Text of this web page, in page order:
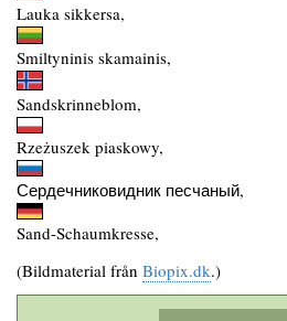
Lauka sikkersa,
Smiltyninis skamainis,
Sandskrinneblom,
Rzeżuszek piaskowy,
Сердечниковидник песчаный,
Sand-Schaumkresse,
(Bildmaterial från Biopix.dk.)